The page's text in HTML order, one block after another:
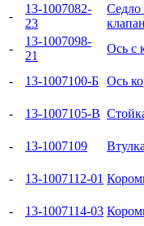
-
13-1007082-
23
Седло
-
13-1007098-
21
Ось с
-
13-1007100-Б Ось
-
13-1007105-В
-
13-1007109
-
13-1007112-01
-
13-1007114-03